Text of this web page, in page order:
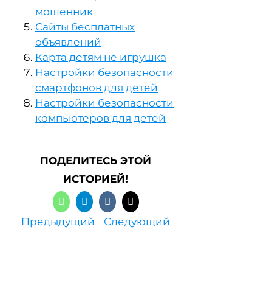
мошенник
Сайты бесплатных
объявлений
Карта детям не игрушка
Настройки безопасности
смартфонов для детей
Настройки безопасности
компьютеров для детей
ПОДЕЛИТЕСЬ ЭТОЙ
ИСТОРИЕЙ!
Предыдущий Следующий